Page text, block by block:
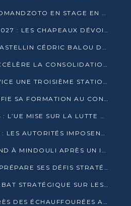
FOOTBALL : BOREL TOMANDZOTO EN STAGE EN ESPAGNE AVEC POLISSYA FC
ÉLIMINATOIRES CAN 2027 : LES CHAPEAUX DÉVOILÉS, LE CONGO FIXÉ SUR SON SORT
PROPOS DU DGSP : CASTELLIN CÉDRIC BALOU DÉNONCE DES PROPOS INTIMIDANTS
SANTÉ : LE CONGO ACCÉLÈRE LA CONSOLIDATION DE L’OFFRE DE SOINS
LA LCDE MET EN SERVICE UNE TROISIÈME STATION D’EAU POTABLE À MFILOU
FOOTBALL : L’OL CONFIE SA FORMATION AU CONGOLAIS CHRISTIAN BASSILA
PRÉSIDENTIELLE 2026 : L’UE MISE SUR LA LUTTE CONTRE LA DÉSINFORMATION
PRIX DU GAZ BUTANE : LES AUTORITÉS IMPOSENT LE RESPECT DES PRIX RÉGLEMENTÉS
POOL : LA VIE REPREND À MINDOULI APRÈS UN INCIDENT ARMÉ SUR LA RN1
LE PORT AUTONOME PRÉPARE SES DÉFIS STRATÉGIQUES DE 2026
L’ARPCE LANCE LE DÉBAT STRATÉGIQUE SUR LES DONNÉES, L’IA ET LA FINANCE NUMÉRIQUE AU CONGO
POOL : TENSIONS APRÈS DES ÉCHAUFFOURÉES ARMÉES ENTRE DGSP ET EX-MILICIENS NINJA